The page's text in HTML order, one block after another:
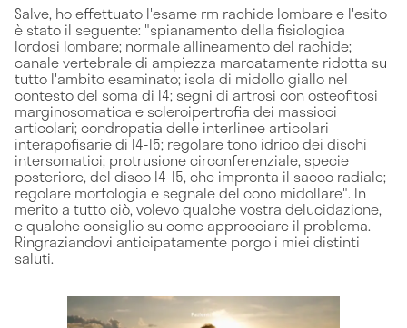
Salve, ho effettuato l'esame rm rachide lombare e l'esito
è stato il seguente: "spianamento della fisiologica
lordosi lombare; normale allineamento del rachide;
canale vertebrale di ampiezza marcatamente ridotta su
tutto l'ambito esaminato; isola di midollo giallo nel
contesto del soma di l4; segni di artrosi con osteofitosi
marginosomatica e scleroipertrofia dei massicci
articolari; condropatia delle interlinee articolari
interapofisarie di l4-l5; regolare tono idrico dei dischi
intersomatici; protrusione circonferenziale, specie
posteriore, del disco l4-l5, che impronta il sacco radiale;
regolare morfologia e segnale del cono midollare". In
merito a tutto ciò, volevo qualche vostra delucidazione,
e qualche consiglio su come approcciare il problema.
Ringraziandovi anticipatamente porgo i miei distinti
saluti.